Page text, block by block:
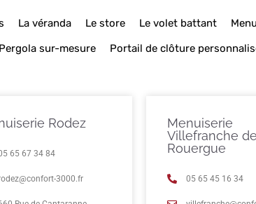
La véranda Le store Le volet battant
Pergola sur-mesure Portail de clôture
Rodez
65 67 34 84
3000.fr
Menuiserie
Villefranche de
Rouergue
05 65 45 16 34